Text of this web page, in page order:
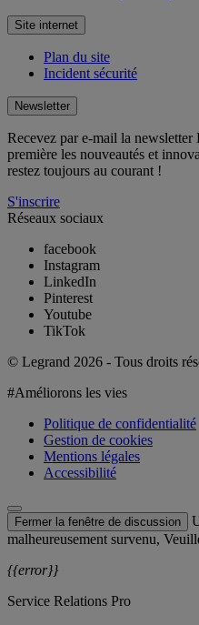
Site internet
Plan du site
Incident sécurité
Newsletter
Recevez par e-mail la
première les nouveautés et
restez toujours au courant !
S'inscrire
Réseaux sociaux
facebook
Instagram
LinkedIn
Pinterest
Youtube
TikTok
© Legrand 2026 - Tous droits
#Améliorons les vies
Politique de confidentialité
Gestion de cookies
Mentions légales
Accessibilité
Fermer la fenêtre de discussion
malheureusement survenu,
{{error}}
Service Relations Pro